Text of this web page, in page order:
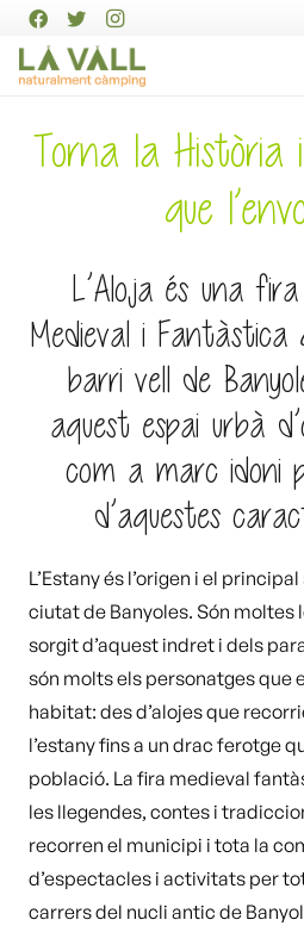
Torna la Història
que
L’Aloja és una
Medieval i Fantàstica
barri vell de
aquest espai urbà
com a marc idoni
d’aquestes
L’Estany és l’origen i el
ciutat de Banyoles. Són moltes
sorgit d’aquest indret i dels
són molts els personatges que
habitat: des d’alojes que
l’estany fins a un drac ferotge
població. La fira medieval
les llegendes, contes i
recorren el municipi i tota la
d’espectacles i activitats per
carrers del nucli antic de